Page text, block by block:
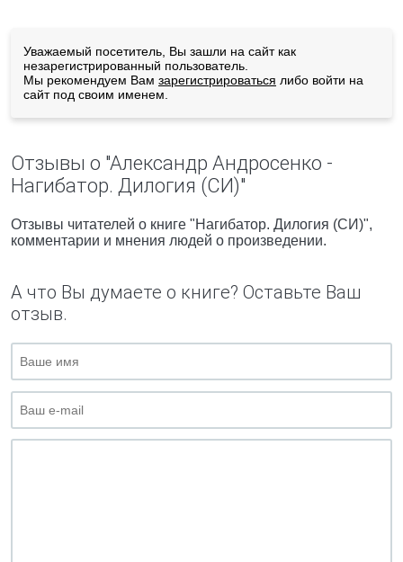
Уважаемый посетитель, Вы зашли на сайт как
незарегистрированный пользователь.
Мы рекомендуем Вам зарегистрироваться либо войти на
сайт под своим именем.
Отзывы о "Александр Андросенко -
Нагибатор. Дилогия (СИ)"
Отзывы читателей о книге "Нагибатор. Дилогия (СИ)",
комментарии и мнения людей о произведении.
А что Вы думаете о книге? Оставьте Ваш
отзыв.